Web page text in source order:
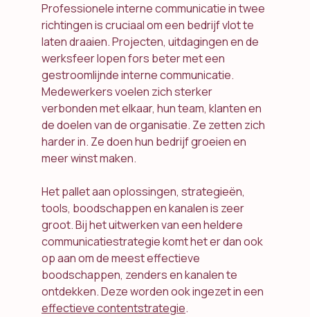
Professionele interne communicatie in twee
richtingen is cruciaal om een bedrijf vlot te
laten draaien. Projecten, uitdagingen en de
werksfeer lopen fors beter met een
gestroomlijnde interne communicatie.
Medewerkers voelen zich sterker
verbonden met elkaar, hun team, klanten en
de doelen van de organisatie. Ze zetten zich
harder in. Ze doen hun bedrijf groeien en
meer winst maken.
Het pallet aan oplossingen, strategieën,
tools, boodschappen en kanalen is zeer
groot. Bij het uitwerken van een heldere
communicatiestrategie komt het er dan ook
op aan om de meest effectieve
boodschappen, zenders en kanalen te
ontdekken. Deze worden ook ingezet in een
effectieve contentstrategie.